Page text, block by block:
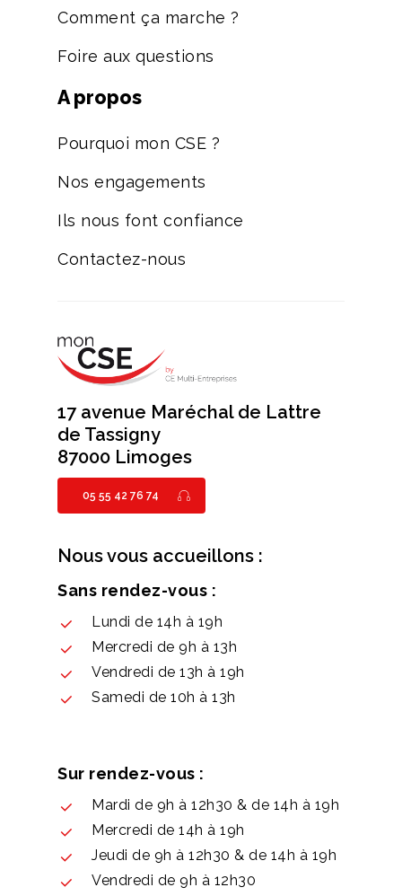
Comment ça marche ?
Foire aux questions
A propos
Pourquoi mon CSE ?
Nos engagements
Ils nous font confiance
Contactez-nous
17 avenue Maréchal de Lattre
de Tassigny
87000 Limoges
05 55 42 76 74
Nous vous accueillons :
Sans rendez-vous :
Lundi de 14h à 19h
Mercredi de 9h à 13h
Vendredi de 13h à 19h
Samedi de 10h à 13h
Sur rendez-vous :
Mardi de 9h à 12h30 & de 14h à 19h
Mercredi de 14h à 19h
Jeudi de 9h à 12h30 & de 14h à 19h
Vendredi de 9h à 12h30